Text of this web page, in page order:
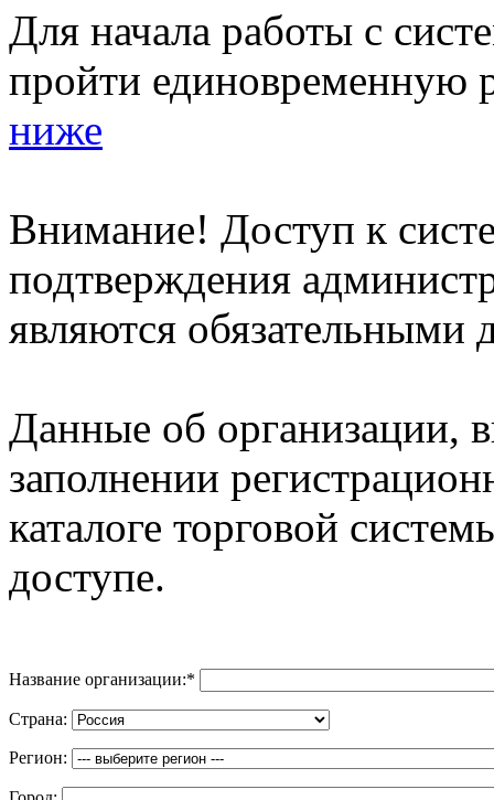
Для начала работы с
пройти единовременную
ниже
Внимание! Доступ к
подтверждения
являются обязательными
Данные об организации,
заполнении
каталоге торговой
доступе.
Название организации:*
Страна:
Регион: